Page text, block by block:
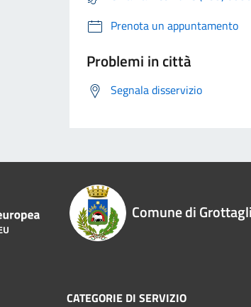
Prenota un appuntamento
Problemi in città
Segnala disservizio
Comune di
CATEGORIE DI SERVIZIO